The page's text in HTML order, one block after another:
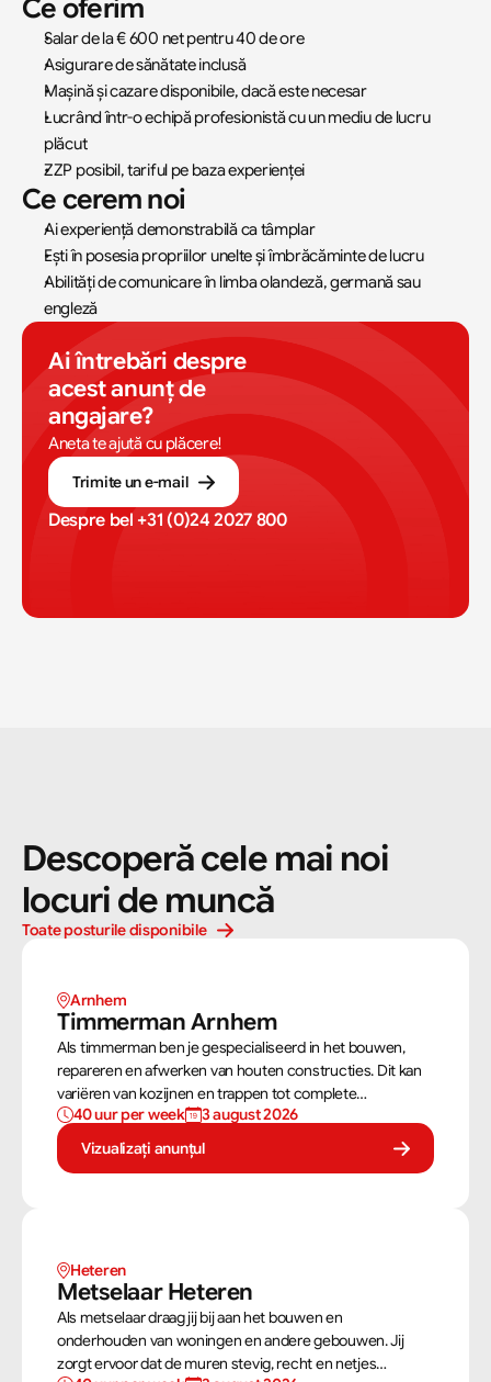
Ce oferim
Salar de la € 600 net pentru 40 de ore
Asigurare de sănătate inclusă
Mașină și cazare disponibile, dacă este necesar
Lucrând într-o echipă profesionistă cu un mediu de lucru
plăcut
ZZP posibil, tariful pe baza experienței
Ce cerem noi
Ai experiență demonstrabilă ca tâmplar
Ești în posesia propriilor unelte și îmbrăcăminte de lucru
Abilități de comunicare în limba olandeză, germană sau
engleză
Ai întrebări despre
acest anunț de
angajare?
Aneta te ajută cu plăcere!
Trimite un e-mail
Despre bel +31 (0)24 2027 800
Descoperă cele mai noi
locuri de muncă
Toate posturile disponibile
Arnhem
Timmerman Arnhem
Als timmerman ben je gespecialiseerd in het bouwen,
repareren en afwerken van houten constructies. Dit kan
variëren van kozijnen en trappen tot complete
dakconstructies en gevels. Aan de hand van
bouwtekeningen zorg jij ervoor dat een constructie zowel
stevig als netjes is afgewerkt.
40 uur per week
3 august 2026
Vizualizați anunțul
Heteren
Metselaar Heteren
Als metselaar draag jij bij aan het bouwen en
onderhouden van woningen en andere gebouwen. Jij
zorgt ervoor dat de muren stevig, recht en netjes